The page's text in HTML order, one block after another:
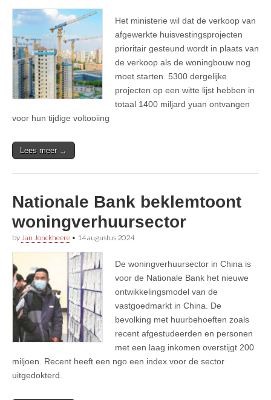
Het ministerie wil dat de verkoop van
afgewerkte huisvestingsprojecten
prioritair gesteund wordt in plaats van
de verkoop als de woningbouw nog
moet starten. 5300 dergelijke
projecten op een witte lijst hebben in
totaal 1400 miljard yuan ontvangen
voor hun tijdige voltooiing
Lees meer →
Nationale Bank beklemtoont
woningverhuursector
by Jan Jonckheere • 14 augustus 2024
De woningverhuursector in China is
voor de Nationale Bank het nieuwe
ontwikkelingsmodel van de
vastgoedmarkt in China. De
bevolking met huurbehoeften zoals
recent afgestudeerden en personen
met een laag inkomen overstijgt 200
miljoen. Recent heeft een ngo een index voor de sector
uitgedokterd.